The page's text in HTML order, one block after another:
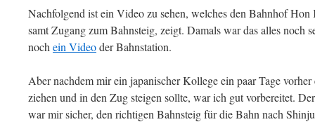
Nachfolgend ist ein Video zu sehen, welches den Bahnhof Hon
samt Zugang zum Bahnsteig, zeigt. Damals war das alles noch
noch ein Videoder Bahnstation.
Aber nachdem mir ein japanischer Kollege ein paar Tage
ziehen und in den Zug steigen sollte, war ich gut vorbereitet.
war mir sicher, den richtigen Bahnsteig für die Bahn nach